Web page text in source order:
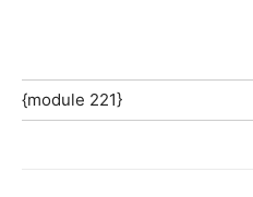
{module 221}